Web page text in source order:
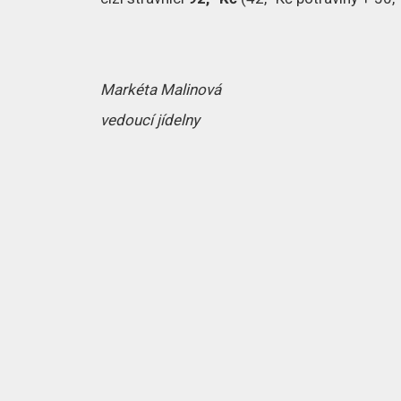
Markéta Malinová
vedoucí jídelny